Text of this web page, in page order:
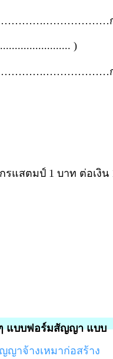
กร
)
กร
สตมป์ 1 บาท ต่อเงิน
แบบฟอร์มสัญญา แบบ
าจ้างเหมาก่อสร้าง